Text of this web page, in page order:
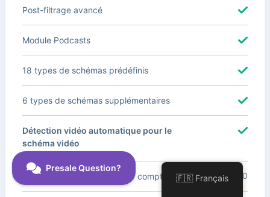
Post-filtrage avancé
Module Podcasts
18 types de schémas prédéfinis
6 types de schémas supplémentaires
Détection vidéo automatique pour le
schéma vidéo
Support des sites clients par compte 100
🇫🇷 Français